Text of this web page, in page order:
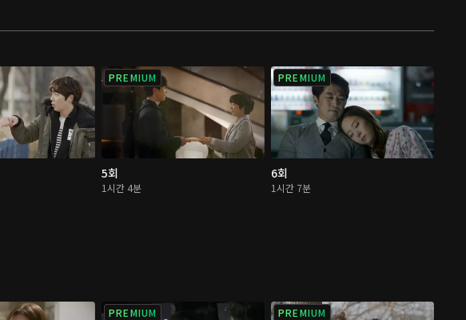
PREMIUM
5회
1시간 4분
PREMIUM
6회
1시간 7분
PREMIUM PREMIUM